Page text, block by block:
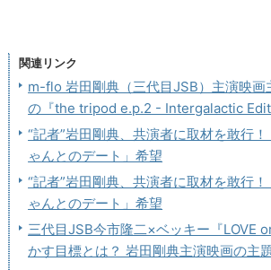
関連リンク
m-flo 岩田剛典（三代目JSB）主演映画
の『the tripod e.p.2 - Intergalactic
“記者”岩田剛典、共演者に取材を敢行
ゃんとのデート」希望
“記者”岩田剛典、共演者に取材を敢行
ゃんとのデート」希望
三代目JSB今市隆二×ベッキー『LOVE
かす目標とは？ 岩田剛典主演映画の主